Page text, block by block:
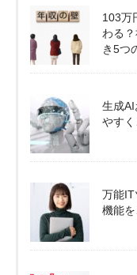
103万
わる
き5つ
生成
やす
万能
機能